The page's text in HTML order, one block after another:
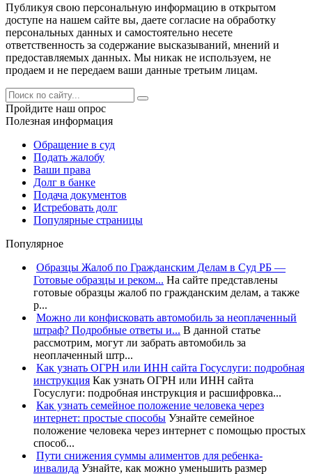
Публикуя свою персональную информацию в открытом
доступе на нашем сайте вы, даете согласие на обработку
персональных данных и самостоятельно несете
ответственность за содержание высказываний, мнений и
предоставляемых данных. Мы никак не используем, не
продаем и не передаем ваши данные третьим лицам.
Пройдите наш опрос
Полезная информация
Обращение в суд
Подать жалобу
Ваши права
Долг в банке
Подача документов
Истребовать долг
Популярные страницы
Популярное
Образцы Жалоб по Гражданским Делам в Суд РБ —
Готовые образцы и реком... На сайте представлены
готовые образцы жалоб по гражданским делам, а также
р...
Можно ли конфисковать автомобиль за неоплаченный
штраф? Подробные ответы и... В данной статье
рассмотрим, могут ли забрать автомобиль за
неоплаченный штр...
Как узнать ОГРН или ИНН сайта Госуслуги: подробная
инструкция Как узнать ОГРН или ИНН сайта
Госуслуги: подробная инструкция и расшифровка...
Как узнать семейное положение человека через
интернет: простые способы Узнайте семейное
положение человека через интернет с помощью простых
способ...
Пути снижения суммы алиментов для ребенка-
инвалида Узнайте, как можно уменьшить размер